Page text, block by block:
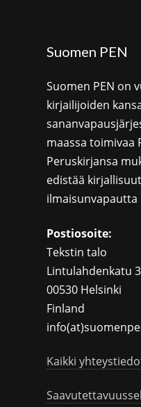
Suomen PEN
Suomen PEN on
kirjailijoiden
maassa toimivaa
Peruskirjansa
edistää
ilmaisunvapautta
Postiosoite:
Tekstin talo
Lintulahdenkatu 3
00530 Helsinki
Finland
Kaikki